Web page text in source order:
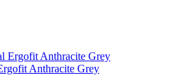
Anthracite Grey